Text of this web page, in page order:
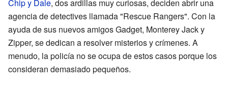
Chip y Dale, dos ardillas muy curiosas, deciden abrir una
agencia de detectives llamada "Rescue Rangers". Con la
ayuda de sus nuevos amigos Gadget, Monterey Jack y
Zipper, se dedican a resolver misterios y crímenes. A
menudo, la policía no se ocupa de estos casos porque los
consideran demasiado pequeños.